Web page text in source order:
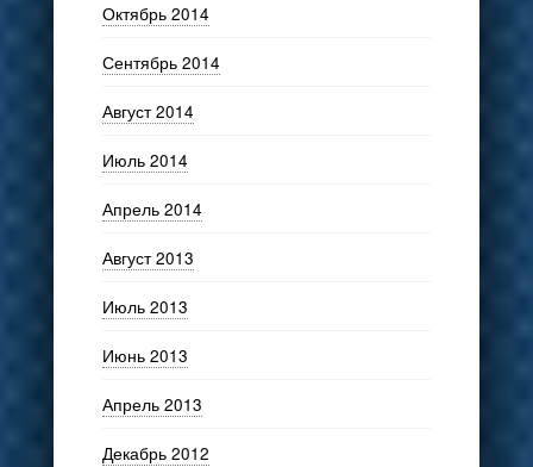
Октябрь 2014
Сентябрь 2014
Август 2014
Июль 2014
Апрель 2014
Август 2013
Июль 2013
Июнь 2013
Апрель 2013
Декабрь 2012